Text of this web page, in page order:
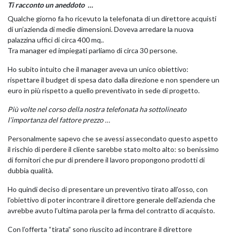
Ti racconto un aneddoto …
Qualche giorno fa ho ricevuto la telefonata di un direttore acquisti
di un’azienda di medie dimensioni. Doveva arredare la nuova
palazzina uffici di circa 400 mq..
Tra manager ed impiegati parliamo di circa 30 persone.
Ho subito intuito che il manager aveva un unico obiettivo:
rispettare il budget di spesa dato dalla direzione e non spendere un
euro in più rispetto a quello preventivato in sede di progetto.
Più volte nel corso della nostra telefonata ha sottolineato
l’importanza del fattore prezzo …
Personalmente sapevo che se avessi assecondato questo aspetto
il rischio di perdere il cliente sarebbe stato molto alto: so benissimo
di fornitori che pur di prendere il lavoro propongono prodotti di
dubbia qualità.
Ho quindi deciso di presentare un preventivo tirato all’osso, con
l’obiettivo di poter incontrare il direttore generale dell’azienda che
avrebbe avuto l’ultima parola per la firma del contratto di acquisto.
Con l’offerta “tirata” sono riuscito ad incontrare il direttore